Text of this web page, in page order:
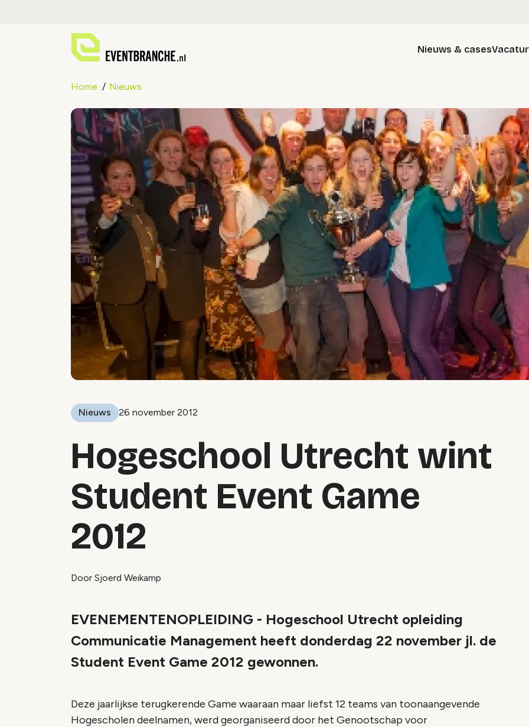
Nieuws & cases
Home Nieuws
Nieuws 26 november 2012
Hogeschool Utrecht wint
Student Event Game
2012
Door Sjoerd Weikamp
EVENEMENTENOPLEIDING - Hogeschool Utrecht opleiding
Communicatie Management heeft donderdag 22 november jl. de
Student Event Game 2012 gewonnen.
Deze jaarlijkse terugkerende Game waaraan maar liefst 12 teams van toonaangevende
Hogescholen deelnamen, werd georganiseerd door het Genootschap voor